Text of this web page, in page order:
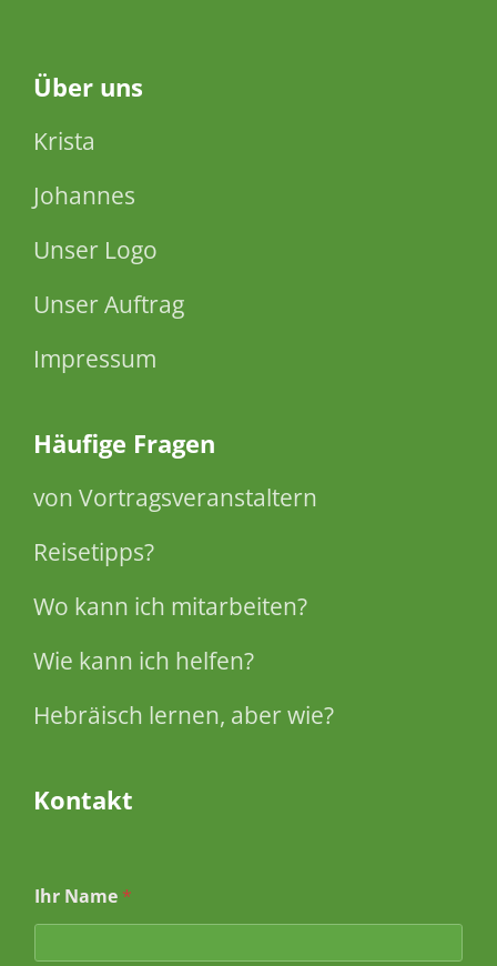
Über uns
Krista
Johannes
Unser Logo
Unser Auftrag
Impressum
Häufige Fragen
von Vortragsveranstaltern
Reisetipps?
Wo kann ich mitarbeiten?
Wie kann ich helfen?
Hebräisch lernen, aber wie?
Kontakt
Ihr Name *